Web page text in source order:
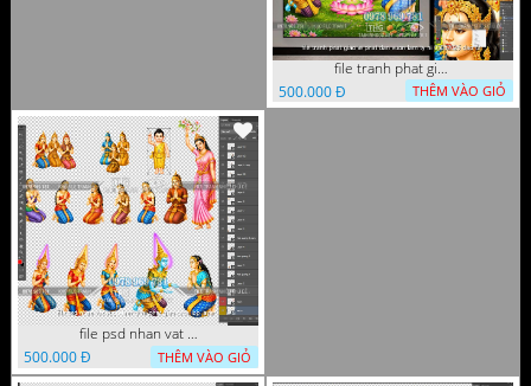
file tranh phat giao le phat dan vuon lam ty ni 05052026 dao t2
500.000 Đ
THÊM VÀO GIỎ
file psd nhan vat vuon lam ty ni phat giao tach lop layer
500.000 Đ
THÊM VÀO GIỎ